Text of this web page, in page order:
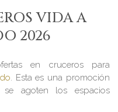
VIDA A
2026
en cruceros para
. Esta es una promoción
agoten los espacios